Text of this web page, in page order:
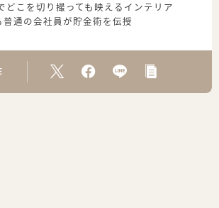
どこを切り撮っても映えるインテリア
普通の会社員が貯金術を伝授